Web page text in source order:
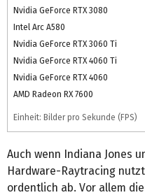
Nvidia GeForce RTX 3080
Intel Arc A580
Nvidia GeForce RTX 3060 Ti
Nvidia GeForce RTX 4060 Ti
Nvidia GeForce RTX 4060
AMD Radeon RX 7600
Einheit: Bilder pro Sekunde (FPS)
Auch wenn Indiana Jones
Hardware-Raytracing
ordentlich ab. Vor allem